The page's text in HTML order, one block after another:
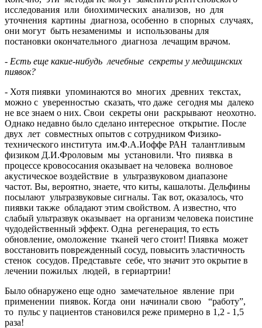
исследования или биохимических анализов, но для
уточнения картины диагноза, особенно в спорных случаях,
они могут быть незаменимы и использованы для
постановки окончательного диагноза лечащим врачом.
- Есть еще какие-нибудь лечебные секреты у медицинских
пиявок?
- Хотя пиявки упоминаются во многих древних текстах,
можно с уверенностью сказать, что даже сегодня мы далеко
не все знаем о них. Свои секреты они раскрывают неохотно.
Однако недавно было сделано интересное открытие. После
двух лет совместных опытов с сотрудником Физико-
технического института им.Ф.А.Иоффе РАН талантливым
физиком Д.И.Фроловым мы установили. Что пиявка в
процессе кровососания оказывает на человека волновое
акустическое воздействие в ультразвуковом диапазоне
частот. Вы, вероятно, знаете, что киты, кашалоты. Дельфины
посылают ультразвуковые сигналы. Так вот, оказалось, что
пиявки также обладают этим свойством. А известно, что
слабый ультразвук оказывает на организм человека поистине
чудодейственный эффект. Одна регенерация, то есть
обновление, омоложение тканей чего стоит! Пиявка может
восстановить поврежденный сосуд, повысить эластичность
стенок сосудов. Представьте себе, что значит это окрытие в
лечении пожилых людей, в гериартрии!
Было обнаружено еще одно замечательное явление при
применении пиявок. Когда они начинали свою “работу”,
то пульс у пациентов становился реже примерно в 1,2 - 1,5
раза!